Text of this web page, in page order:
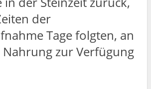
der
Tage folgten, an
zur Verfügung